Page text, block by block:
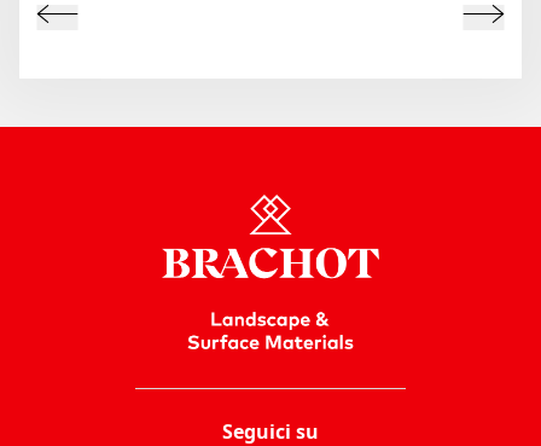
Seguici su